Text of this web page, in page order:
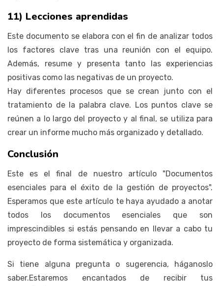
11) Lecciones aprendidas
Este documento se elabora con el fin de analizar todos
los factores clave tras una reunión con el equipo.
Además, resume y presenta tanto las experiencias
positivas como las negativas de un proyecto.
Hay diferentes procesos que se crean junto con el
tratamiento de la palabra clave. Los puntos clave se
reúnen a lo largo del proyecto y al final, se utiliza para
crear un informe mucho más organizado y detallado.
Conclusión
Este es el final de nuestro artículo "Documentos
esenciales para el éxito de la gestión de proyectos".
Esperamos que este artículo te haya ayudado a anotar
todos los documentos esenciales que son
imprescindibles si estás pensando en llevar a cabo tu
proyecto de forma sistemática y organizada.
Si tiene alguna pregunta o sugerencia, háganoslo
saber.Estaremos encantados de recibir tus